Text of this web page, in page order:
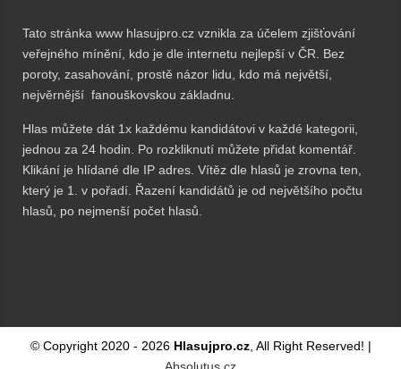
Tato stránka www hlasujpro.cz vznikla za účelem zjišťování
veřejného mínění, kdo je dle internetu nejlepší v ČR. Bez
poroty, zasahování, prostě názor lidu, kdo má největší,
nejvěrnější fanouškovskou základnu.
Hlas můžete dát 1x každému kandidátovi v každé kategorii,
jednou za 24 hodin. Po rozkliknutí můžete přidat komentář.
Klikání je hlídané dle IP adres. Vítěz dle hlasů je zrovna ten,
který je 1. v pořadí. Řazení kandidátů je od největšího počtu
hlasů, po nejmenší počet hlasů.
© Copyright 2020 - 2026 Hlasujpro.cz, All Right Reserved! |